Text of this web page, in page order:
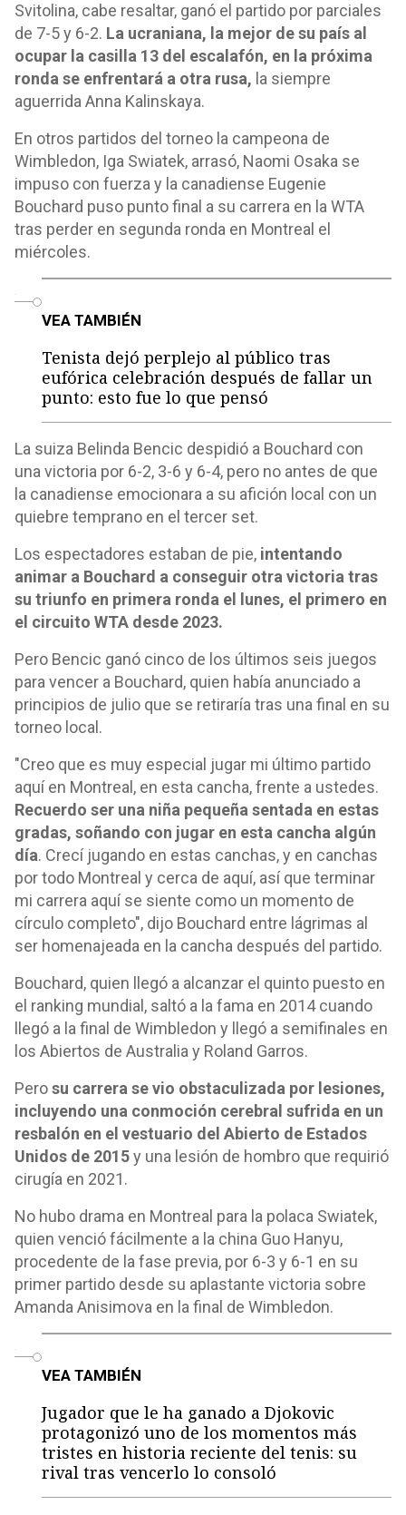
Svitolina, cabe resaltar, ganó el partido por parciales
de 7-5 y 6-2. La ucraniana, la mejor de su país al
ocupar la casilla 13 del escalafón, en la próxima
ronda se enfrentará a otra rusa, la siempre
aguerrida Anna Kalinskaya.
En otros partidos del torneo la campeona de
Wimbledon, Iga Swiatek, arrasó, Naomi Osaka se
impuso con fuerza y la canadiense Eugenie
Bouchard puso punto final a su carrera en la WTA
tras perder en segunda ronda en Montreal el
miércoles.
VEA TAMBIÉN
Tenista dejó perplejo al público tras
eufórica celebración después de fallar un
punto: esto fue lo que pensó
La suiza Belinda Bencic despidió a Bouchard con
una victoria por 6-2, 3-6 y 6-4, pero no antes de que
la canadiense emocionara a su afición local con un
quiebre temprano en el tercer set.
Los espectadores estaban de pie, intentando
animar a Bouchard a conseguir otra victoria tras
su triunfo en primera ronda el lunes, el primero en
el circuito WTA desde 2023.
Pero Bencic ganó cinco de los últimos seis juegos
para vencer a Bouchard, quien había anunciado a
principios de julio que se retiraría tras una final en su
torneo local.
"Creo que es muy especial jugar mi último partido
aquí en Montreal, en esta cancha, frente a ustedes.
Recuerdo ser una niña pequeña sentada en estas
gradas, soñando con jugar en esta cancha algún
día. Crecí jugando en estas canchas, y en canchas
por todo Montreal y cerca de aquí, así que terminar
mi carrera aquí se siente como un momento de
círculo completo", dijo Bouchard entre lágrimas al
ser homenajeada en la cancha después del partido.
Bouchard, quien llegó a alcanzar el quinto puesto en
el ranking mundial, saltó a la fama en 2014 cuando
llegó a la final de Wimbledon y llegó a semifinales en
los Abiertos de Australia y Roland Garros.
Perosu carrera se vio obstaculizada por lesiones,
incluyendo una conmoción cerebral sufrida en un
resbalón en el vestuario del Abierto de Estados
Unidos de 2015y una lesión de hombro que requirió
cirugía en 2021.
No hubo drama en Montreal para la polaca Swiatek,
quien venció fácilmente a la china Guo Hanyu,
procedente de la fase previa, por 6-3 y 6-1 en su
primer partido desde su aplastante victoria sobre
Amanda Anisimova en la final de Wimbledon.
VEA TAMBIÉN
Jugador que le ha ganado a Djokovic
protagonizó uno de los momentos más
tristes en historia reciente del tenis: su
rival tras vencerlo lo consoló